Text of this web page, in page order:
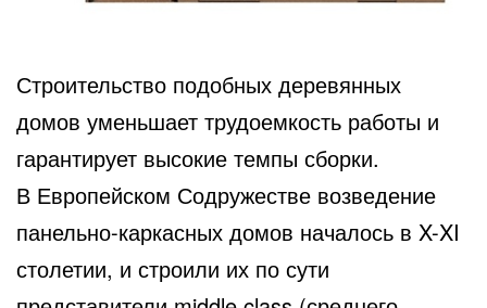
Строительство подобных деревянных
домов уменьшает трудоемкость работы и
гарантирует высокие темпы сборки.
В Европейском Содружестве возведение
панельно-каркасных домов началось в X-XI
столетии, и строили их по сути